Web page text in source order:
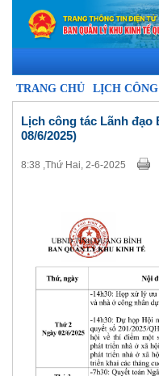
TRANG CHỦ LỊCH
Lịch công tác Lãnh đạo
08/6/2025)
8:38 ,Thứ Hai, 2-6-2025